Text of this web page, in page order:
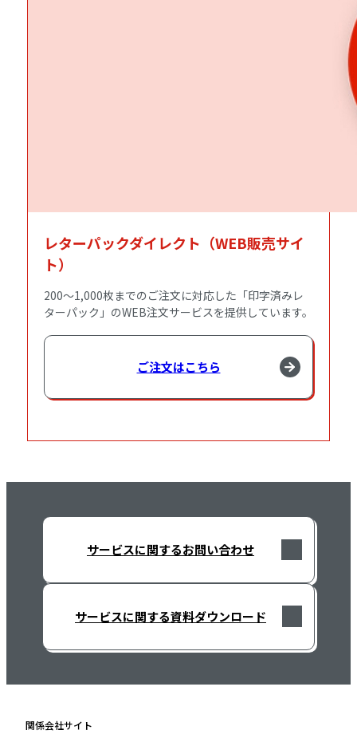
レターパックダイレクト（WEB販売サイ
ト）
200～1,000枚までのご注文に対応した「印字済みレ
ターパック」のWEB注文サービスを提供しています。
ご注文はこちら
サービスに関するお問い合わせ
サービスに関する資料ダウンロード
関係会社サイト